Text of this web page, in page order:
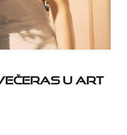
večeras u Art